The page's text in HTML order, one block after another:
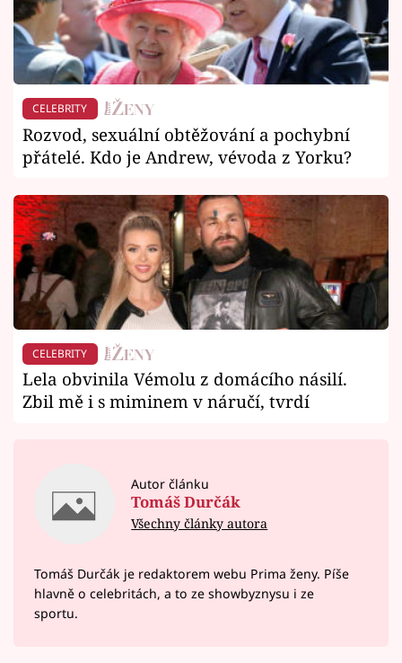
CELEBRITY
Rozvod, sexuální obtěžování a pochybní
přátelé. Kdo je Andrew, vévoda z Yorku?
CELEBRITY
Lela obvinila Vémolu z domácího násilí.
Zbil mě i s miminem v náručí, tvrdí
Autor článku
Tomáš Durčák
Všechny články autora
Tomáš Durčák je redaktorem webu Prima ženy. Píše
hlavně o celebritách, a to ze showbyznysu i ze
sportu.